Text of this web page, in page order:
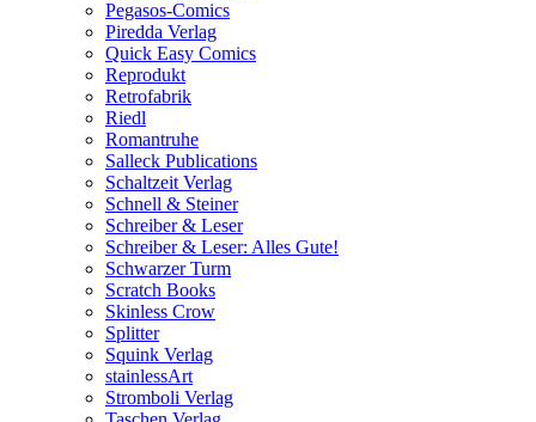
Pegasos-Comics
Piredda Verlag
Quick Easy Comics
Reprodukt
Retrofabrik
Riedl
Romantruhe
Salleck Publications
Schaltzeit Verlag
Schnell & Steiner
Schreiber & Leser
Schreiber & Leser: Alles Gute!
Schwarzer Turm
Scratch Books
Skinless Crow
Splitter
Squink Verlag
stainlessArt
Stromboli Verlag